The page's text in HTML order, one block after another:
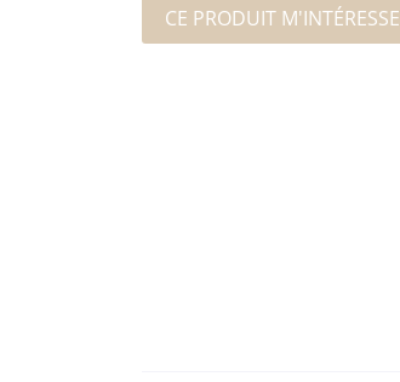
CE PRODUIT M'INTÉRESSE